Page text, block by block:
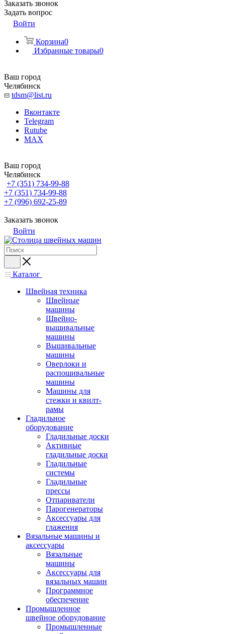
Заказать звонок
Задать вопрос
Войти
Корзина0
Избранные товары0
Ваш город
Челябинск
tdsm@list.ru
Вконтакте
Telegram
Rutube
MAX
Ваш город
Челябинск
+7 (351) 734-99-88
+7 (351) 734-99-88
+7 (996) 692-25-89
Заказать звонок
Войти
Каталог
Швейная техника
Швейные
машины
Швейно-
вышивальные
машины
Вышивальные
машины
Оверлоки и
распошивальные
машины
Машины для
стежки и квилт-
рамы
Гладильное
оборудование
Гладильные доски
Активные
гладильные доски
Гладильные
системы
Гладильные
прессы
Отпариватели
Парогенераторы
Аксессуары для
глажения
Вязальные машины и
аксессуары
Вязальные
машины
Аксессуары для
вязальных машин
Программное
обеспечение
Промышленное
швейное оборудование
Промышленные